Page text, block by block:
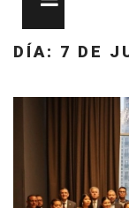
DÍA: 7 DE